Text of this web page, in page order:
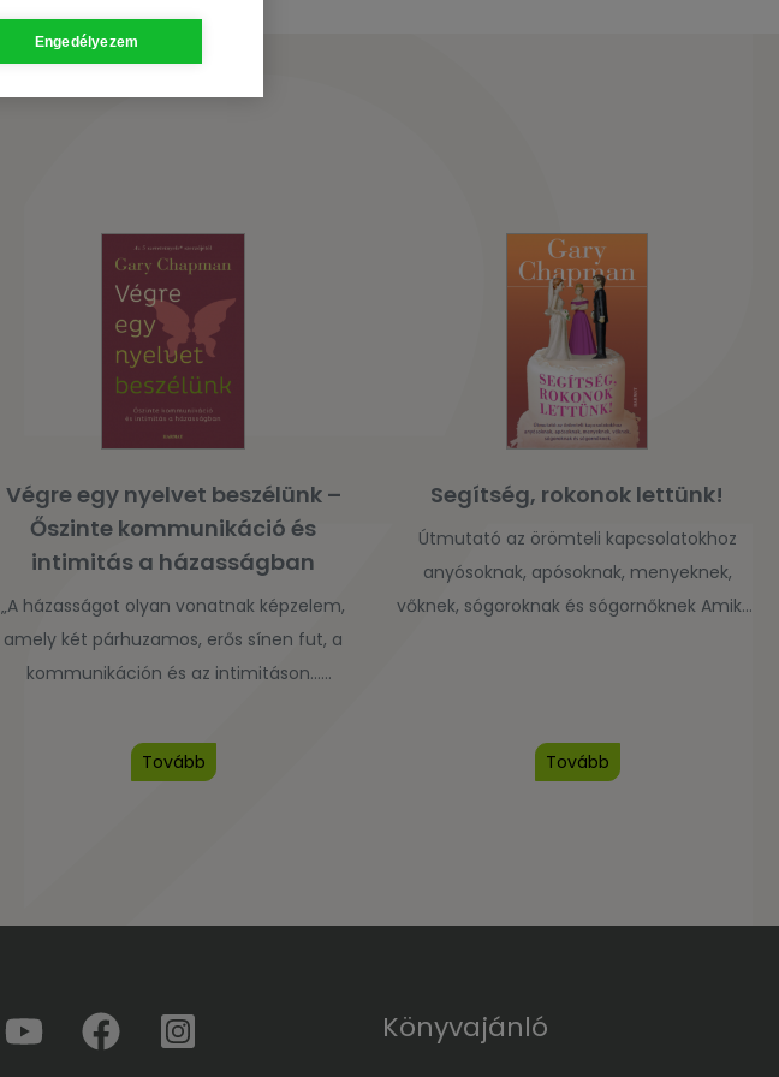
Végre egy nyelvet beszélünk –
Őszinte kommunikáció és
intimitás a házasságban
„A házasságot olyan vonatnak képzelem,
amely két párhuzamos, erős sínen fut, a
kommunikáción és az intimitáson…
értik, pedig érzelmi, szellemi, társas és lelki
meghittség nélkül nem élhetjük át a
Tovább
Segítség, rokonok lettünk!
Útmutató az örömteli kapcsolatokhoz
anyósoknak, apósoknak, menyeknek,
vőknek, sógoroknak és sógornőknek Amikor
meggyőződések, hagyományok és
kötődési minták egész sora hat az életükre,
Tovább
Könyvajánló
Engedélyezem